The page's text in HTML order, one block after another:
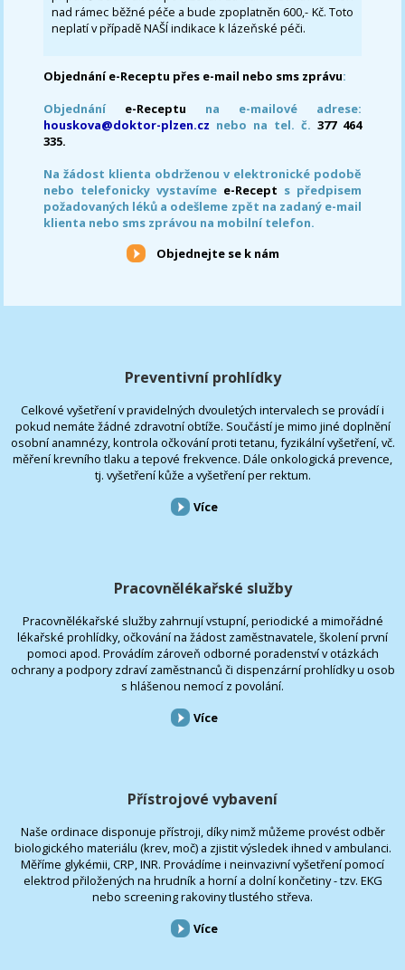
nad rámec běžné péče a bude zpoplatněn 600,- Kč. Toto
neplatí v případě NAŠÍ indikace k lázeňské péči.
Objednání e-Receptu přes e-mail nebo sms zprávu:
Objednání e-Receptu na e-mailové adrese:
houskova@doktor-plzen.cz nebo na tel. č. 377 464
335.
Na žádost klienta obdrženou v elektronické podobě
nebo telefonicky vystavíme e-Recept s předpisem
požadovaných léků a odešleme zpět na zadaný e-mail
klienta nebo sms zprávou na mobilní telefon.
Objednejte se k nám
Preventivní prohlídky
Celkové vyšetření v pravidelných dvouletých intervalech se provádí i
pokud nemáte žádné zdravotní obtíže. Součástí je mimo jiné doplnění
osobní anamnézy, kontrola očkování proti tetanu, fyzikální vyšetření, vč.
měření krevního tlaku a tepové frekvence. Dále onkologická prevence,
tj. vyšetření kůže a vyšetření per rektum.
Více
Pracovnělékařské služby
Pracovnělékařské služby zahrnují vstupní, periodické a mimořádné
lékařské prohlídky, očkování na žádost zaměstnavatele, školení první
pomoci apod. Provádím zároveň odborné poradenství v otázkách
ochrany a podpory zdraví zaměstnanců či dispenzární prohlídky u osob
s hlášenou nemocí z povolání.
Více
Přístrojové vybavení
Naše ordinace disponuje přístroji, díky nimž můžeme provést odběr
biologického materiálu (krev, moč) a zjistit výsledek ihned v ambulanci.
Měříme glykémii, CRP, INR. Provádíme i neinvazivní vyšetření pomocí
elektrod přiložených na hrudník a horní a dolní končetiny - tzv. EKG
nebo screening rakoviny tlustého střeva.
Více